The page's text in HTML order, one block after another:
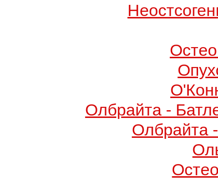
Олбрайта -
Олбрайта